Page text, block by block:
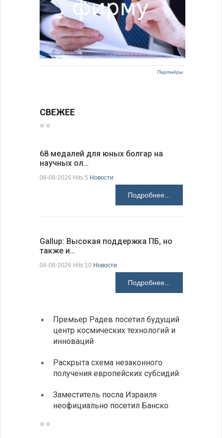
Партнёры
СВЕЖЕЕ
68 медалей для юных болгар на
научных ол…
06-08-2026 Hits:5 Новости
Подробнее...
Gallup: Высокая поддержка ПБ, но
также и…
06-08-2026 Hits:10 Новости
Подробнее...
Премьер Радев посетил будущий
центр космических технологий и
инноваций
Раскрыта схема незаконного
получения европейских субсидий
Заместитель посла Израиля
неофициально посетил Банско